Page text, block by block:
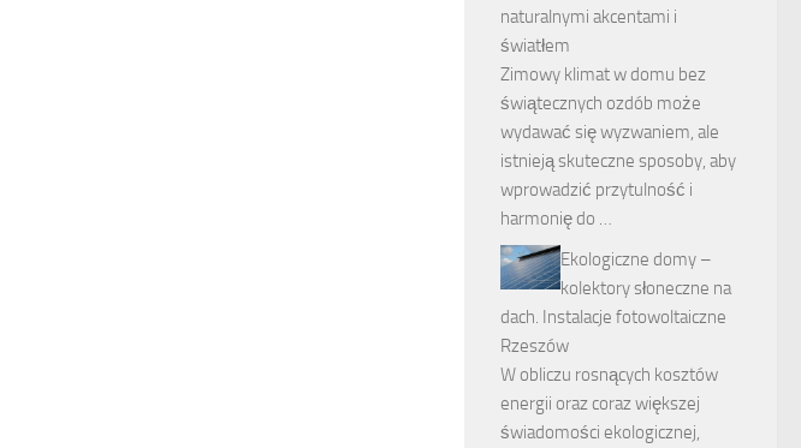
naturalnymi akcentami i
światłem
Zimowy klimat w domu bez
świątecznych ozdób może
wydawać się wyzwaniem, ale
istnieją skuteczne sposoby, aby
wprowadzić przytulność i
harmonię do …
Ekologiczne domy –
kolektory słoneczne na
dach. Instalacje fotowoltaiczne
Rzeszów
W obliczu rosnących kosztów
energii oraz coraz większej
świadomości ekologicznej,